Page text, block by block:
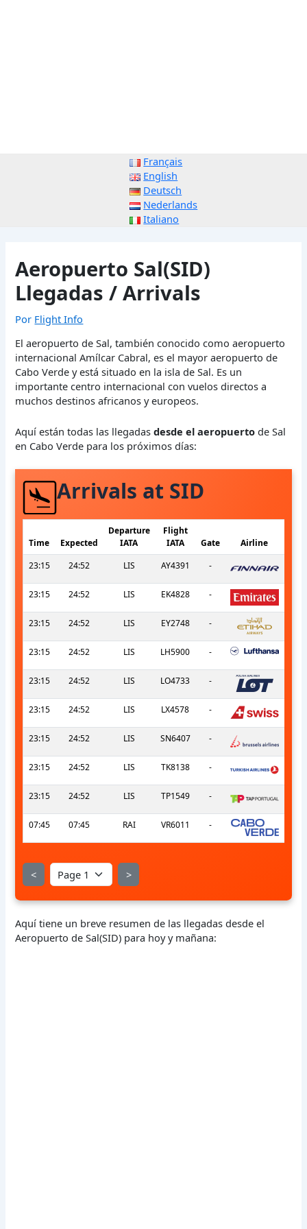
Français
English
Deutsch
Nederlands
Italiano
Aeropuerto Sal(SID)
Llegadas / Arrivals
Por Flight Info
El aeropuerto de Sal, también conocido como aeropuerto
internacional Amílcar Cabral, es el mayor aeropuerto de
Cabo Verde y está situado en la isla de Sal. Es un
importante centro internacional con vuelos directos a
muchos destinos africanos y europeos.
Aquí están todas las llegadasdesde el aeropuerto de Sal
en Cabo Verde para los próximos días:
Arrivals at SID
Time Expected
Departure
IATA
Flight
IATA
Gate
Airline
23:15
24:52 LIS AY4391 -
23:15 24:52 LIS EK4828 -
23:15 24:52 LIS EY2748 -
23:15 24:52 LIS LH5900 -
23:15 24:52 LIS LO4733 -
23:15 24:52 LIS LX4578 -
23:15 24:52 LIS SN6407 -
23:15 24:52 LIS TK8138 -
23:15 24:52 LIS TP1549 -
07:45 07:45 RAI VR6011 -
< >
Aquí tiene un breve resumen de las llegadas desde el
Aeropuerto de Sal(SID) para hoy y mañana: